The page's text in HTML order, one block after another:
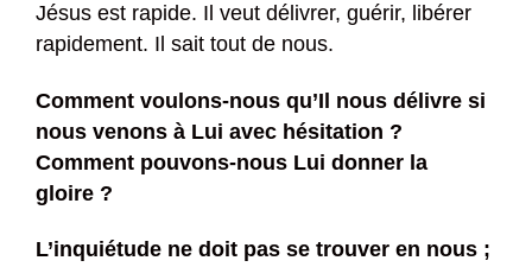
Jésus est rapide. Il veut délivrer, guérir, libérer
rapidement. Il sait tout de nous.
Comment voulons-nous qu’Il nous délivre si
nous venons à Lui avec hésitation ?
Comment pouvons-nous Lui donner la
gloire ?
L’inquiétude ne doit pas se trouver en nous ;